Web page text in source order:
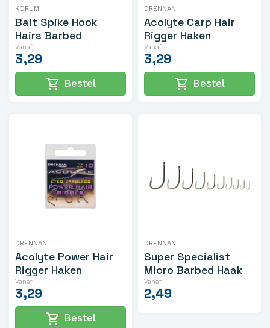
KORUM
Bait Spike Hook
Hairs Barbed
Vanaf
3,29
shopping_cart Bestel
DRENNAN
Acolyte Carp Hair
Rigger Haken
Vanaf
3,29
shopping_cart Bestel
DRENNAN
Acolyte Power Hair
Rigger Haken
Vanaf
3,29
shopping_cart Bestel
DRENNAN
Super Specialist
Micro Barbed Haak
Vanaf
2,49